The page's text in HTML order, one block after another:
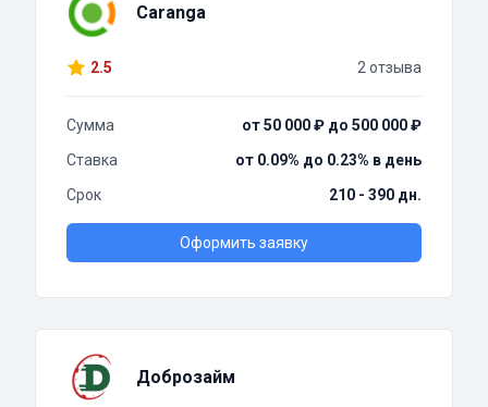
Caranga
2.5 2 отзыва
Сумма
от 50 000 ₽ до 500 000 ₽
Ставка
от 0.09% до 0.23% в день
Срок
210 - 390 дн.
Оформить заявку
Доброзайм